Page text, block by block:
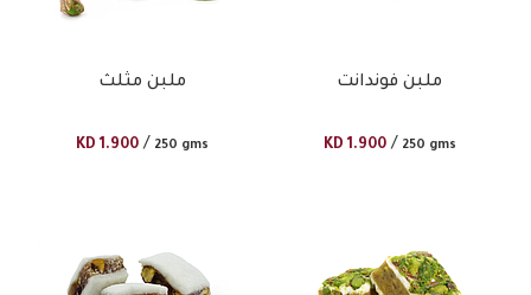
ملبن مثلث
KD 1.900 / 250 gms
ملبن فوندانت
KD 1.900 / 250 gms